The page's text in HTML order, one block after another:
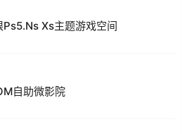
Ps5.Ns Xs主题游戏空间
自助微影院